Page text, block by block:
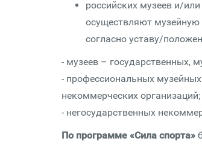
российских музеев и/
осуществляют музейную
согласно уставу/
- музеев – государственных,
- профессиональных
некоммерческих организаций;
- негосударственных
По программе «Сила спорта»